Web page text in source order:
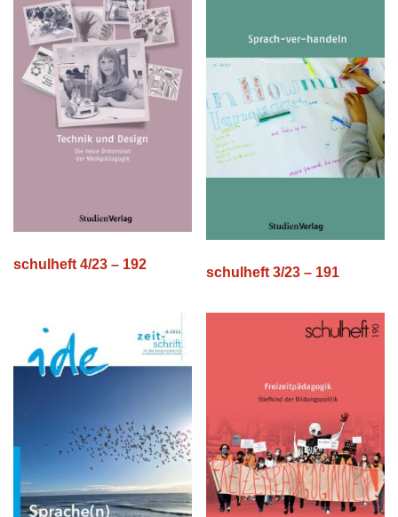
schulheft 4/23 – 192
schulheft 3/23 – 191